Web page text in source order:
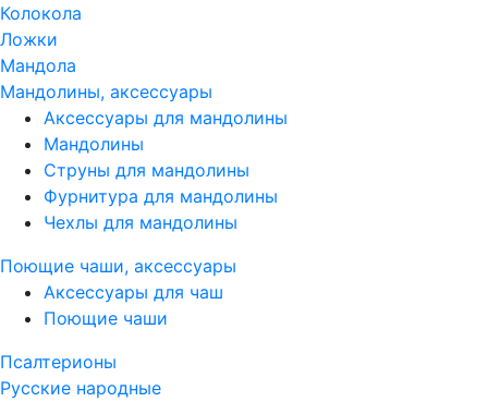
Колокола
Ложки
Мандола
Мандолины, аксессуары
Аксессуары для мандолины
Мандолины
Струны для мандолины
Фурнитура для мандолины
Чехлы для мандолины
Поющие чаши, аксессуары
Аксессуары для чаш
Поющие чаши
Псалтерионы
Русские народные